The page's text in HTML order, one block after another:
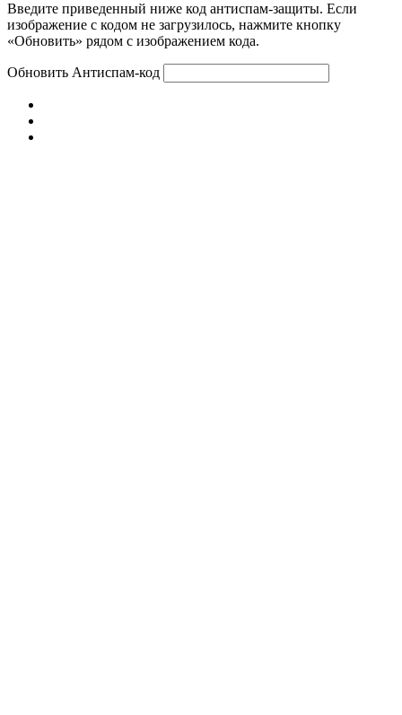
Введите приведенный ниже код антиспам-защиты. Если
изображение с кодом не загрузилось, нажмите кнопку
«Обновить» рядом с изображением кода.
Обновить Антиспам-код